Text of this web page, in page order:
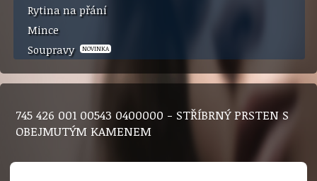
Rytina na přání
Mince
Soupravy
NOVINKA
745 426 001 00543 0400000 - STŘÍBRNÝ PRSTEN S
OBEJMUTÝM KAMENEM